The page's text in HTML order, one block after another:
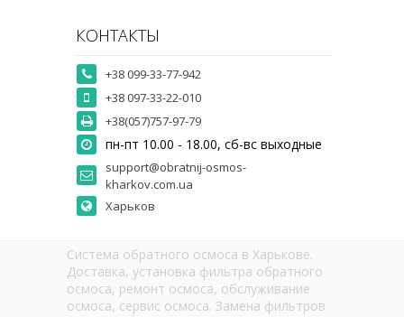
КОНТАКТЫ
+38 099-33-77-942
+38 097-33-22-010
+38(057)757-97-79
пн-пт 10.00 - 18.00, сб-вс выходные
support@obratnij-osmos-
kharkov.com.ua
Харьков
Система обратного осмоса в Харькове.
Доставка, установка фильтра обратного
осмоса, ремонт осмоса, обслуживание
осмоса, сервис осмоса. Замена фильтров